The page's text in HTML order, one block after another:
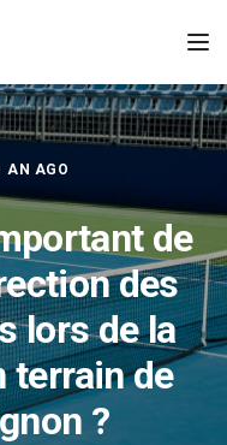
AN AGO
de
des
lors de la
terrain de
?